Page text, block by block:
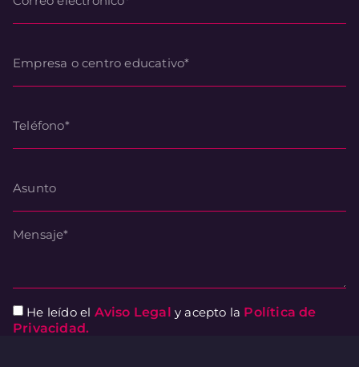
He leído el Aviso Legal y acepto la Política de
Privacidad.